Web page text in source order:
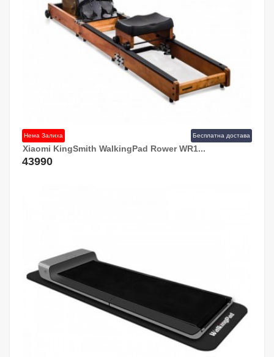
Нема Залиха Бесплатна достава
Xiaomi KingSmith WalkingPad Rower WR1...
43990